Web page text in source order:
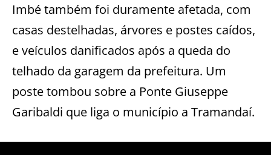
Imbé também foi duramente afetada, com
casas destelhadas, árvores e postes caídos,
e veículos danificados após a queda do
telhado da garagem da prefeitura. Um
poste tombou sobre a Ponte Giuseppe
Garibaldi que liga o município a Tramandaí.